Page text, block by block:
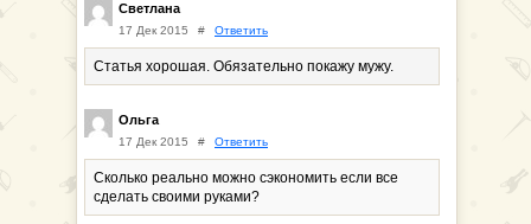
Светлана
17 Дек 2015 # Ответить
Статья хорошая. Обязательно покажу мужу.
Ольга
17 Дек 2015 # Ответить
Сколько реально можно сэкономить если все
сделать своими руками?